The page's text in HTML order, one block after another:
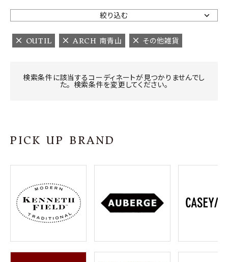
ARCH EXCLUSIVE
BRAND
INFORMATION
ご利用ガイド
プライバシーポリシー
特定商取引法について
お問い合わせ
OFFICIAL WEB SITE
絞り込む
OUTIL ARCH 南青山 その他雑貨
検索条件に該当するコーディネートが見つかりませんでし
た。 検索条件を変更してください。
PICK UP BRAND